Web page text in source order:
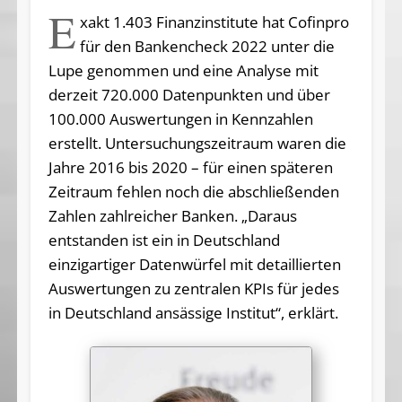
E xakt 1.403 Finanzinstitute hat Cofinpro
für den Bankencheck 2022 unter die
Lupe genommen und eine Analyse mit
derzeit 720.000 Datenpunkten und über
100.000 Auswertungen in Kennzahlen
erstellt. Untersuchungszeitraum waren die
Jahre 2016 bis 2020 – für einen späteren
Zeitraum fehlen noch die abschließenden
Zahlen zahlreicher Banken. „Daraus
entstanden ist ein in Deutschland
einzigartiger Datenwürfel mit detaillierten
Auswertungen zu zentralen KPIs für jedes
in Deutschland ansässige Institut“, erklärt.